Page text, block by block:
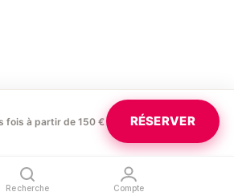
Recherche Compte
fois à partir de 150 € RÉSERVER